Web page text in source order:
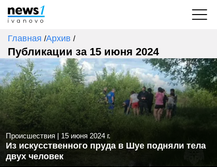
Главная /Архив /
Публикации за 15 июня 2024
Происшествия | 15 июня 2024 г.
Из искусственного пруда в Шуе подняли тела
двух человек